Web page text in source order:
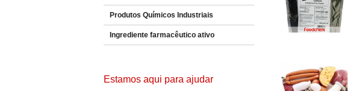
Produtos Químicos Industriais
Ingrediente farmacêutico ativo
Estamos aqui para ajudar